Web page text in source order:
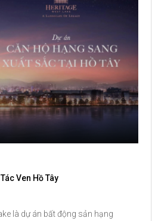
Ven Hồ Tây
là dự án bất động sản hạng